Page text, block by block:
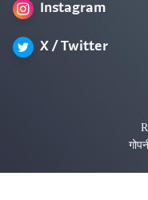
Instagram
X / Twitter